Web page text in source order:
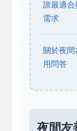
誰最適合
需求
關於夜
用問答
夜間友